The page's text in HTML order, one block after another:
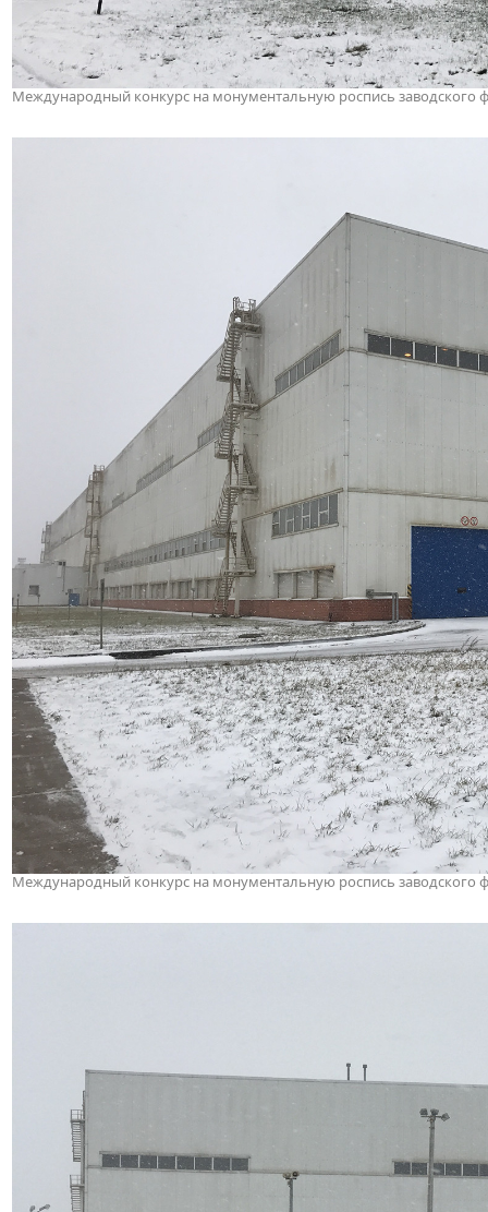
Международный конкурс на монументальную роспись заводского
Международный конкурс на монументальную роспись заводского